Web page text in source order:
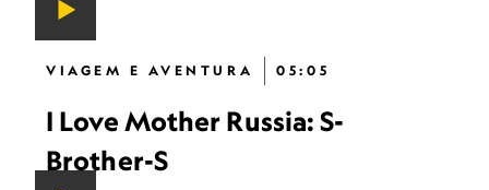
VIAGEM E AVENTURA 05:05
I Love Mother Russia: S-
Brother-S